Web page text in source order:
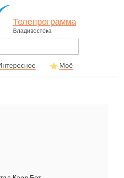
Телепрограмма
Владивостока
Моё